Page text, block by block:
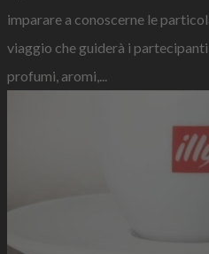
imparare a conoscerne le
viaggio che guiderà i
profumi, aromi,...